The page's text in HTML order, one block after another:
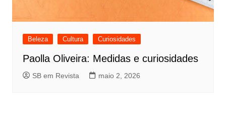
Beleza Cultura Curiosidades
Paolla Oliveira: Medidas e curiosidades
SB em Revista maio 2, 2026